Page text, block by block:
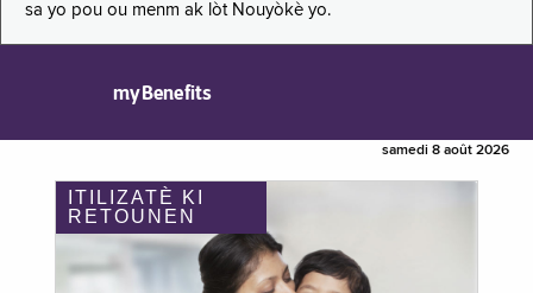
sa yo pou ou menm ak lòt Nouyòkè yo.
myBenefits
samedi 8 août 2026
ITILIZATÈ KI
RETOUNEN